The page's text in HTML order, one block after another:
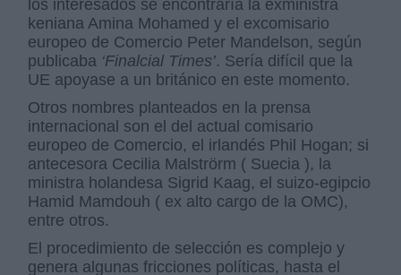
los interesados se encontraría la exministra
keniana Amina Mohamed y el excomisario
europeo de Comercio Peter Mandelson, según
publicaba ‘Finalcial Times’. Sería difícil que la
UE apoyase a un británico en este momento.
Otros nombres planteados en la prensa
internacional son el del actual comisario
europeo de Comercio, el irlandés Phil Hogan; si
antecesora Cecilia Malströrm ( Suecia ), la
ministra holandesa Sigrid Kaag, el suizo-egipcio
Hamid Mamdouh ( ex alto cargo de la OMC),
entre otros.
El procedimiento de selección es complejo y
genera algunas fricciones políticas, hasta el